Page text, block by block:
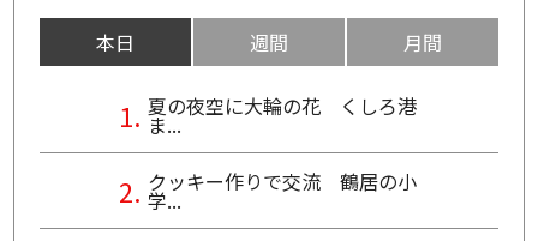
本日 週間 月間
夏の夜空に大輪の花 くしろ港
ま...
クッキー作りで交流 鶴居の小
学...